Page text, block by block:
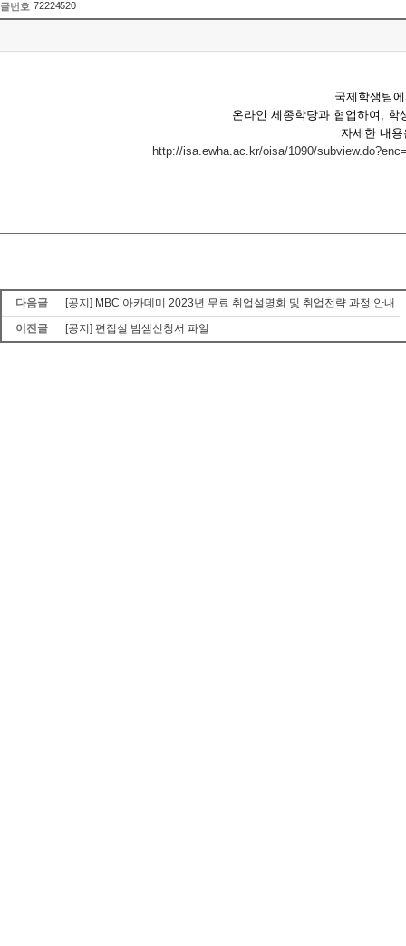
글번호 72224520
국제학생팀
온라인 세종학당과 협업하여,
자세한 내
http://isa.ewha.ac.kr/oisa/1090/
다음글
[공지] MBC 아카데미 2023년 무료 취업설명회 및 취업전략 과정 안내
이전글
[공지] 편집실 밤샘신청서 파일